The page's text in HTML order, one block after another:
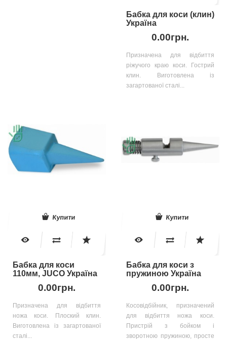
Бабка для коси (клин)
Україна
0.00грн.
Призначена для відбиття
ріжучого краю коси. Гострий
клин. Виготовлена із
загартованої сталі...
Купити
Бабка для коси
110мм, JUCO Україна
0.00грн.
Призначена для відбиття
ножа коси. Плоский клин.
Виготовлена із загартованої
сталі...
Купити
Бабка для коси з
пружиною Україна
0.00грн.
Косовідбійник, призначений
для відбиття ножа коси.
Пристрій з бойком і
зворотною пружиною, просте